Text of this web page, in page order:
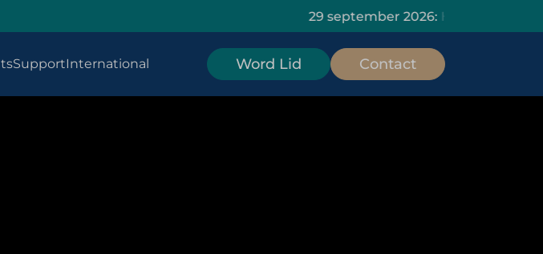
29 september 2026: HOMiES Masterclass
SupportInternational Word Lid Contact